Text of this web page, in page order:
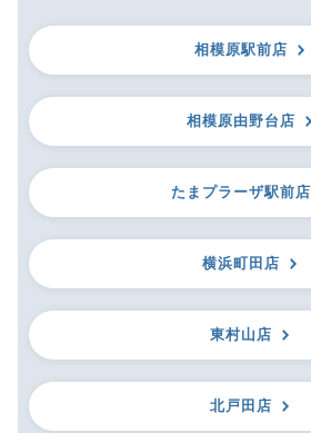
相模原駅前店
相模原由野台店
たまプラーザ駅前店
横浜町田店
東村山店
北戸田店